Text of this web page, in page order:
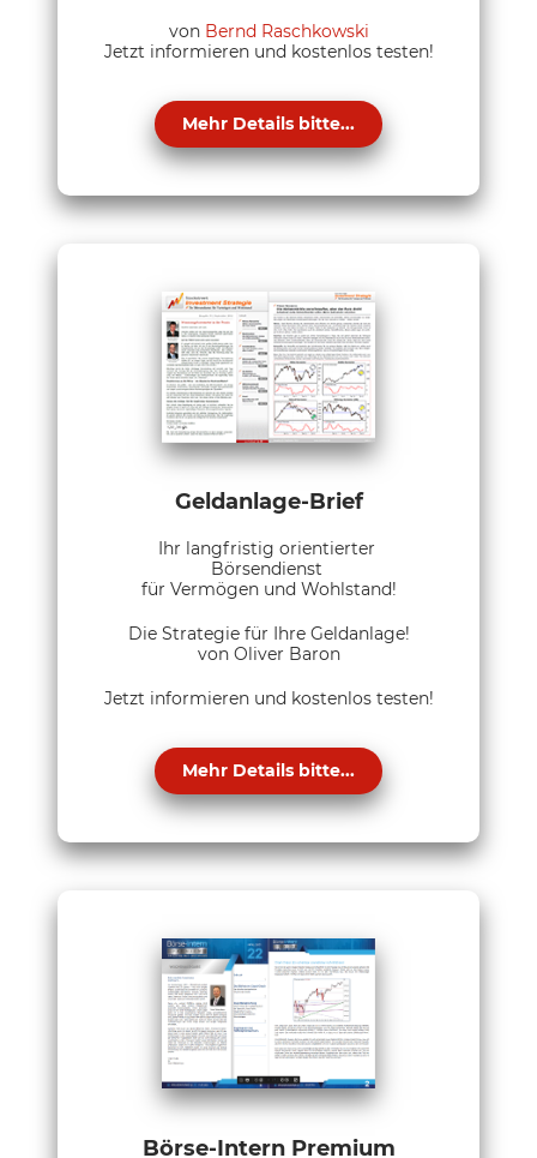
von Bernd Raschkowski
Jetzt informieren und kostenlos testen!
Mehr Details bitte...
Geldanlage-Brief
Ihr langfristig orientierter
Börsendienst
für Vermögen und Wohlstand!
Die Strategie für Ihre Geldanlage!
von Oliver Baron
Jetzt informieren und kostenlos testen!
Mehr Details bitte...
Börse-Intern Premium